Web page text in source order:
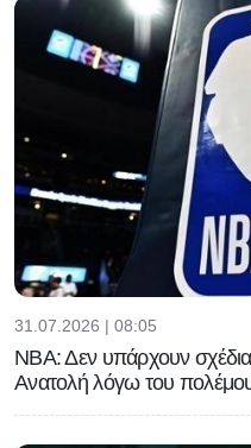
31.07.2026 | 08:05
ΝΒΑ: Δεν υπάρχουν
Ανατολή λόγω του